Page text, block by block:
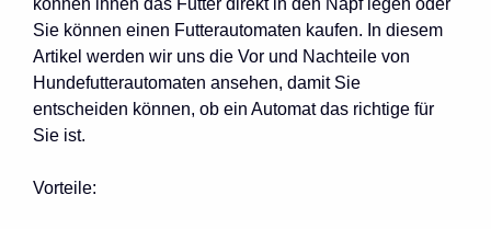
Sie können einen Futterautomaten kaufen. In diesem
Artikel werden wir uns die Vor und Nachteile von
Hundefutterautomaten ansehen, damit Sie
entscheiden können, ob ein Automat das richtige für
Sie ist.
Vorteile: